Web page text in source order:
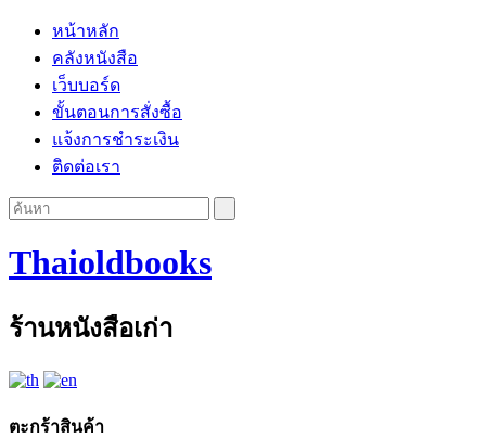
หน้าหลัก
คลังหนังสือ
เว็บบอร์ด
ขั้นตอนการสั่งซื้อ
แจ้งการชำระเงิน
ติดต่อเรา
Thaioldbooks
ร้านหนังสือเก่า
ตะกร้าสินค้า